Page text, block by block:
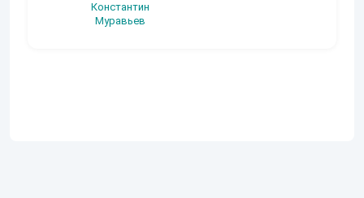
Константин
Муравьев